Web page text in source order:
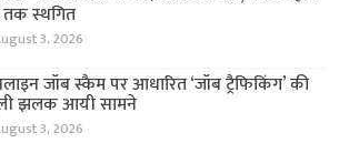
स्थगित
3, 2026
जॉब स्कैम पर आधारित ‘जॉब ट्रैफिकिंग’ की
झलक आयी सामने
3, 2026